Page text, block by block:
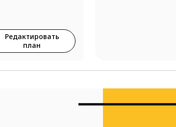
Редактировать
план